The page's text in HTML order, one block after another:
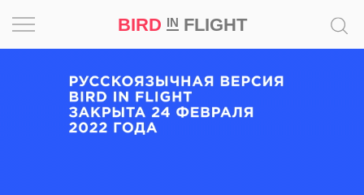
BIRD INFLIGHT